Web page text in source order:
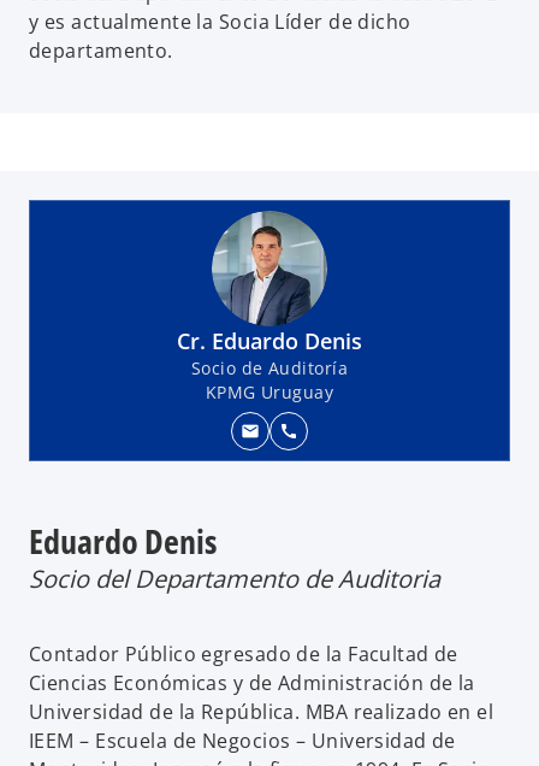
y es actualmente la Socia Líder de dicho
departamento.
Cr. Eduardo Denis
Socio de Auditoría
KPMG Uruguay
mail call
Eduardo Denis
Socio del Departamento de Auditoria
Contador Público egresado de la Facultad de
Ciencias Económicas y de Administración de la
Universidad de la República. MBA realizado en el
IEEM – Escuela de Negocios – Universidad de